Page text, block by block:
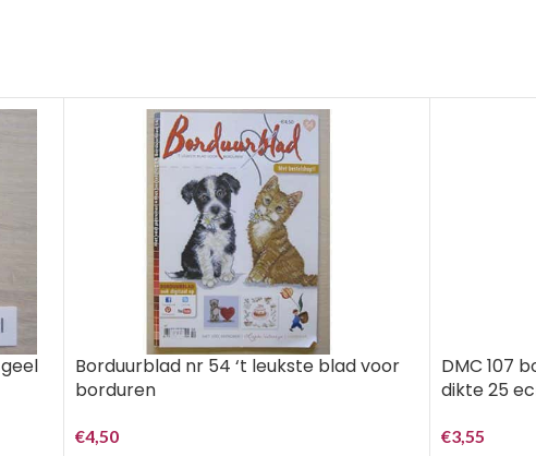
Borduurblad nr 54 ‘t leukste blad voor
borduren
€4,50
DMC 107
dikte 25
€3,55